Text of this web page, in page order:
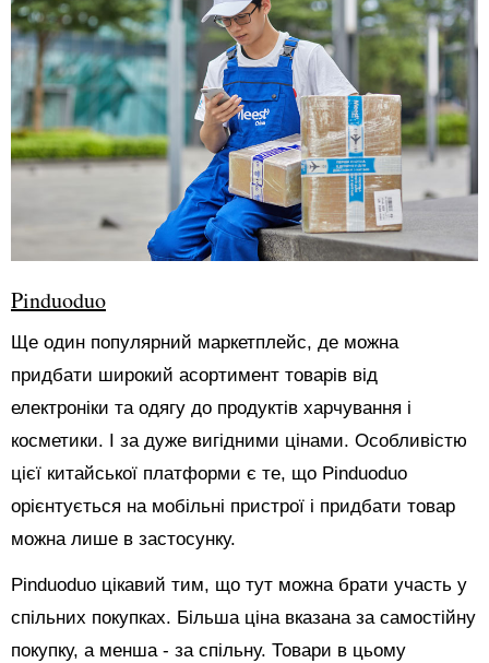
Pinduoduo
Ще один популярний маркетплейс, де можна
придбати широкий асортимент товарів від
електроніки та одягу до продуктів харчування і
косметики. І за дуже вигідними цінами. Особливістю
цієї китайської платформи є те, що Pinduoduo
орієнтується на мобільні пристрої і придбати товар
можна лише в застосунку.
Pinduoduo цікавий тим, що тут можна брати участь у
спільних покупках. Більша ціна вказана за самостійну
покупку, а менша - за спільну. Товари в цьому